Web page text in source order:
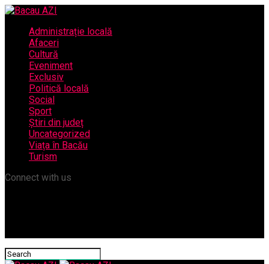
Administrație locală
Afaceri
Cultură
Eveniment
Exclusiv
Politică locală
Social
Sport
Știri din județ
Uncategorized
Viața în Bacău
Turism
Connect with us